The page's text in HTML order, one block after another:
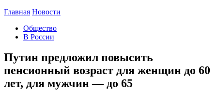
Главная Новости
Общество
В России
Путин предложил повысить
пенсионный возраст для женщин до 60
лет, для мужчин — до 65